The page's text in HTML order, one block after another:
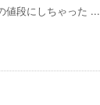
値段にしちゃった ...